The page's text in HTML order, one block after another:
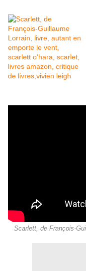
Scarlett, de François-